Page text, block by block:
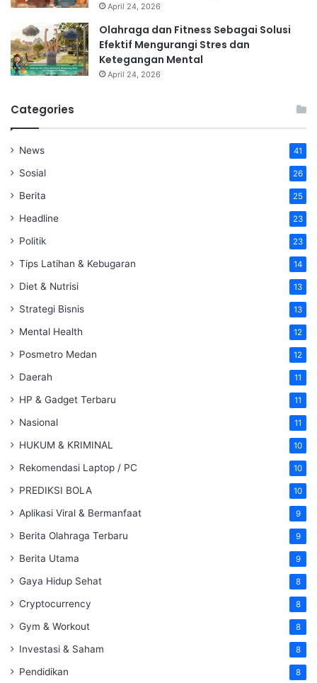
April 24, 2026
Olahraga dan Fitness Sebagai Solusi
Efektif Mengurangi Stres dan
Ketegangan Mental
April 24, 2026
Categories
News 41
Sosial 26
Berita 25
Headline 23
Politik 23
Tips Latihan & Kebugaran 14
Diet & Nutrisi 13
Strategi Bisnis 13
Mental Health 12
Posmetro Medan 12
Daerah 11
HP & Gadget Terbaru 11
Nasional 11
HUKUM & KRIMINAL 10
Rekomendasi Laptop / PC 10
PREDIKSI BOLA 10
Aplikasi Viral & Bermanfaat 9
Berita Olahraga Terbaru 9
Berita Utama 9
Gaya Hidup Sehat 8
Cryptocurrency 8
Gym & Workout 8
Investasi & Saham 8
Pendidikan 8